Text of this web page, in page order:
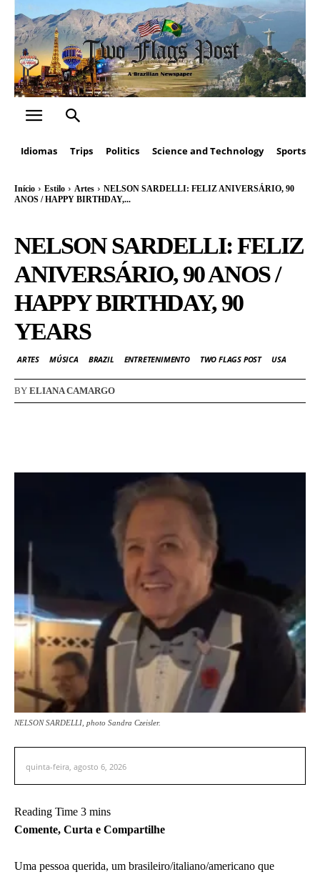
Idiomas Trips Politics Science and Technology Sports
Início Estilo Artes
NELSON SARDELLI: FELIZ ANIVERSÁRIO, 90
ANOS / HAPPY BIRTHDAY,...
NELSON SARDELLI: FELIZ
ANIVERSÁRIO, 90 ANOS /
HAPPY BIRTHDAY, 90
YEARS
ARTES MÚSICA BRAZIL ENTRETENIMENTO TWO FLAGS POST USA
BY ELIANA CAMARGO
NELSON SARDELLI, photo Sandra Czeisler.
quinta-feira, agosto 6, 2026
Comente, Curta e Compartilhe
Uma pessoa querida, um brasileiro/italiano/americano que